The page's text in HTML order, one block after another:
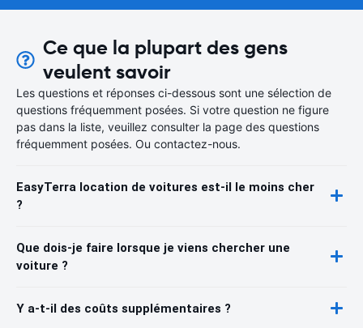
Ce que la plupart des gens
veulent savoir
Les questions et réponses ci-dessous sont une sélection de
questions fréquemment posées. Si votre question ne figure
pas dans la liste, veuillez consulter la page des questions
fréquemment posées. Ou contactez-nous.
EasyTerra location de voitures est-il le moins cher
?
Que dois-je faire lorsque je viens chercher une
voiture ?
Y a-t-il des coûts supplémentaires ?